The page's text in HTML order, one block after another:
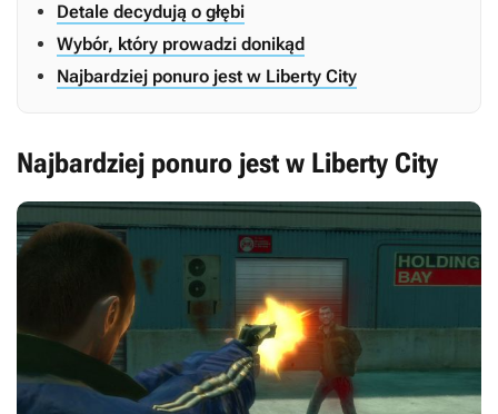
Detale decydują o głębi
Wybór, który prowadzi donikąd
Najbardziej ponuro jest w Liberty City
Najbardziej ponuro jest w Liberty City